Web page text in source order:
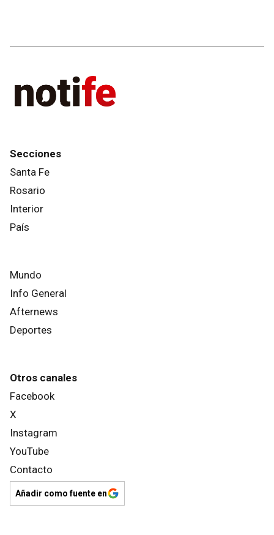
Secciones
Santa Fe
Rosario
Interior
País
Mundo
Info General
Afternews
Deportes
Otros canales
Facebook
X
Instagram
YouTube
Contacto
Añadir como fuente en